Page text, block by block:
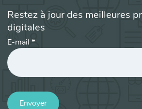
Restez à jour des meilleures
digitales
E-mail *
Envoyer